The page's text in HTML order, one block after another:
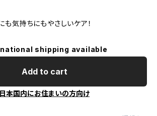
気持ちにもやさしいケア！
shipping available
Add to cart
日本国内にお住まいの方向け